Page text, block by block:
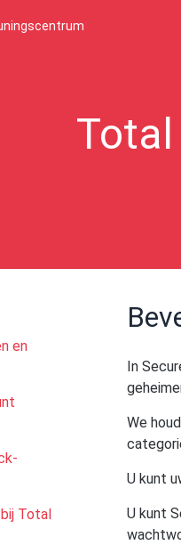
en
Total
In
We
U kunt
U kunt